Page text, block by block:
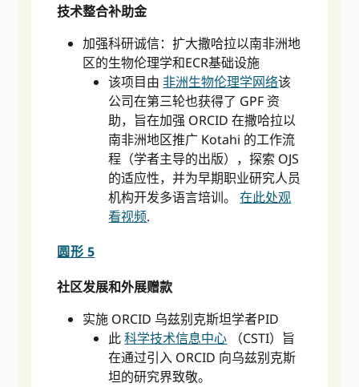
技术整合补助金
加强科研诚信：扩大撒哈拉以南非洲地
区的生物伦理学和ECR基础设施
该项目由非洲生物伦理学网络该
公司在第三轮也获得了 GPF 资
助，旨在加强 ORCID 在撒哈拉以
南非洲地区推广 Kotahi 的工作流
程（学者主导的出版），探索 OJS
的适应性，并为早期职业研究人员
机构开发多语言培训。在此处观
看视频.
圆形 5
社区发展和外展赠款
实施 ORCID 乌兹别克斯坦学者PID
此科学技术信息中心 （CSTI）旨
在通过引入 ORCID 向乌兹别克斯
坦的研究界致敬。